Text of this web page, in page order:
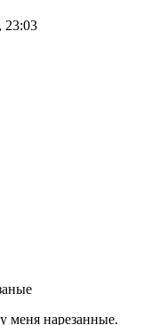
23:03
меня нарезанные.